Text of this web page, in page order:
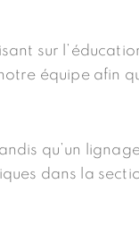
sur
équipe afin
qu’un
dans la